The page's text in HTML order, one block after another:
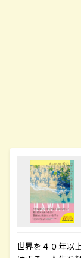
世界を４０年以